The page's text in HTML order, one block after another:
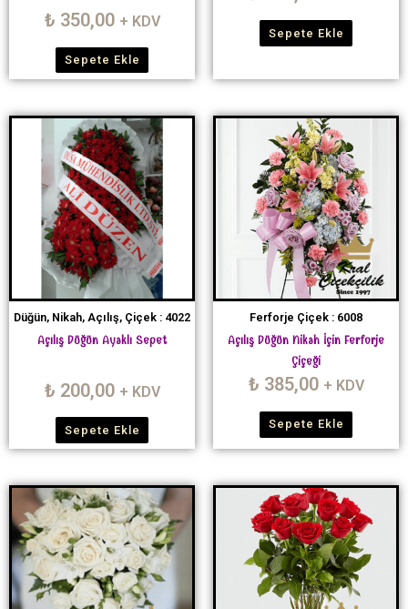
₺ 350,00 + KDV
Sepete Ekle
Sepete Ekle
Düğün, Nikah, Açılış, Çiçek : 4022
Açılış Düğün Ayaklı Sepet
₺ 200,00 + KDV
Sepete Ekle
Ferforje Çiçek : 6008
Açılış Düğün Nikah İçin Ferforje
Çiçeği
₺ 385,00 + KDV
Sepete Ekle